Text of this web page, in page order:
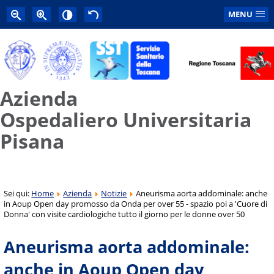
MENU
Azienda
Ospedaliero Universitaria
Pisana
Sei qui: Home Azienda Notizie
Aneurisma aorta addominale: anche
in Aoup Open day promosso da Onda per over 55 - spazio poi a 'Cuore di
Donna' con visite cardiologiche tutto il giorno per le donne over 50
Aneurisma aorta addominale:
anche in Aoup Open day